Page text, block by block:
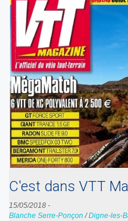
C'est dans VTT
15/05/2018 -
Blanche Serre-Ponçon /Digne-les-